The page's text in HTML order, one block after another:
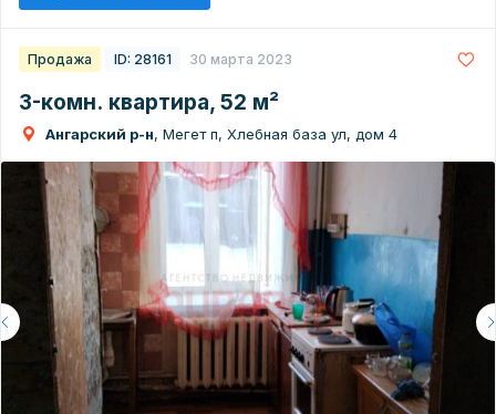
Продажа ID: 28161 30 марта 2023
3-комн. квартира, 52 м²
Ангарский р-н, Мегет п, Хлебная база ул, дом 4